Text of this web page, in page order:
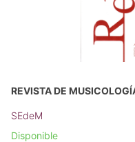
REVISTA DE
SEdeM
Disponible